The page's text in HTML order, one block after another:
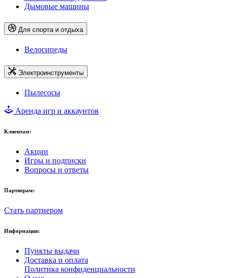
Дымовые машины
Для спорта и отдыха
Велосипеды
Электроинструменты
Пылесосы
Аренда игр и аккаунтов
Клиентам:
Акции
Игры и подписки
Вопросы и ответы
Партнерам:
Стать партнером
Информация:
Пункты выдачи
Доставка и оплата
Политика конфиденциальности